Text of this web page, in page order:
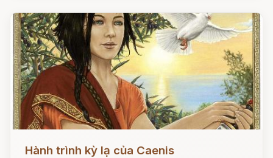
Hành trình kỳ lạ của Caenis